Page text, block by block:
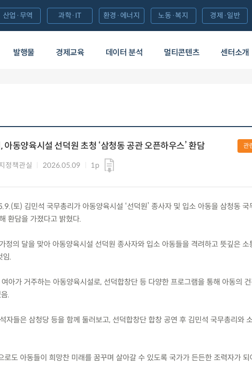
발행물 경제교육 데이터 분석 멀티콘텐츠 센터소개
산업·무역 과학·IT 환경·에너지 노동·복지 경제·일반
아동양육시설 선덕원 초청 ‘삼청동 공관 오픈하우스’ 환담
정책관실 2026.05.09 1p
관
토) 김민석 국무총리가 아동양육시설 ‘선덕원’ 종사자 및 입소 아동을 삼청동 국
환담을 가졌다고 밝혔다.
정의 달을 맞아 아동양육시설 선덕원 종사자와 입소 아동들을 격려하고 뜻깊은 소
임.
아가 거주하는 아동양육시설로, 선덕합창단 등 다양한 프로그램을 통해 아동의
.
자들은 삼청당 등을 함께 둘러보고, 선덕합창단 합창 공연 후 김민석 국무총리와
로도 아동들이 희망찬 미래를 꿈꾸며 살아갈 수 있도록 국가가 든든한 조력자가 되